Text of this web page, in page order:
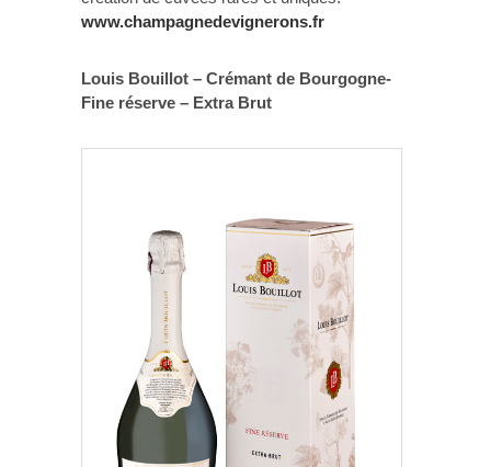
www.champagnedevignerons.fr
Louis Bouillot – Crémant de Bourgogne-
Fine réserve – Extra Brut